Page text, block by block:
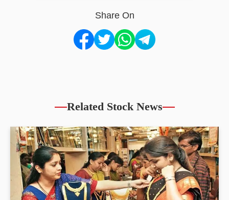
Share On
Related Stock News